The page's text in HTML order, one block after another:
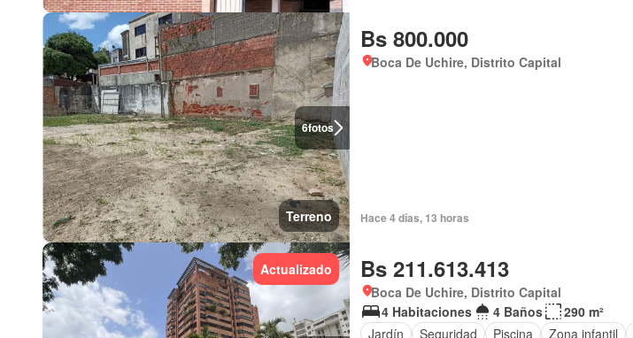
6fotos
Terreno
Bs 800.000
Boca De Uchire, Distrito Capital
Hace 4 días, 13 horas
Actualizado Bs 211.613.413
Boca De Uchire, Distrito Capital
4 Habitaciones
4 Baños
290 m²
Jardín
Seguridad Piscina Zona infantil